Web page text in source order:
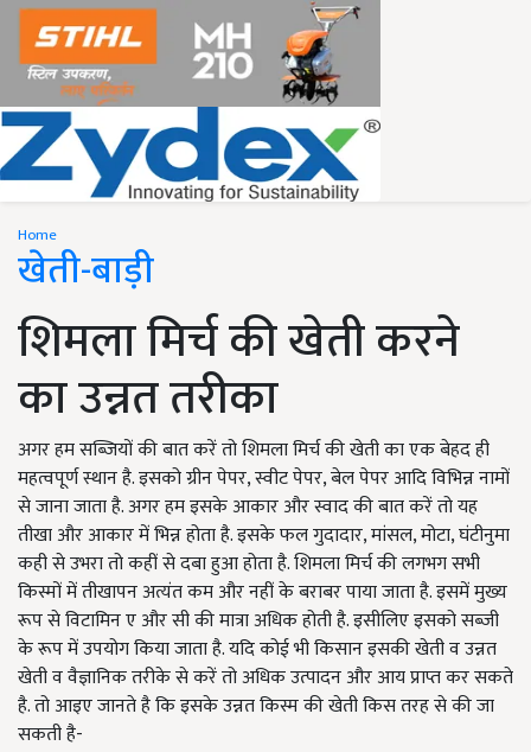
Home
खेती-बाड़ी
शिमला मिर्च की खेती करने
का उन्नत तरीका
अगर हम सब्जियों की बात करें तो शिमला मिर्च की खेती का एक बेहद ही
महत्वपूर्ण स्थान है. इसको ग्रीन पेपर, स्वीट पेपर, बेल पेपर आदि विभिन्न नामों
से जाना जाता है. अगर हम इसके आकार और स्वाद की बात करें तो यह
तीखा और आकार में भिन्न होता है. इसके फल गुदादार, मांसल, मोटा, घंटीनुमा
कही से उभरा तो कहीं से दबा हुआ होता है. शिमला मिर्च की लगभग सभी
किस्मों में तीखापन अत्यंत कम और नहीं के बराबर पाया जाता है. इसमें मुख्य
रूप से विटामिन ए और सी की मात्रा अधिक होती है. इसीलिए इसको सब्जी
के रूप में उपयोग किया जाता है. यदि कोई भी किसान इसकी खेती व उन्नत
खेती व वैज्ञानिक तरीके से करें तो अधिक उत्पादन और आय प्राप्त कर सकते
है. तो आइए जानते है कि इसके उन्नत किस्म की खेती किस तरह से की जा
सकती है-